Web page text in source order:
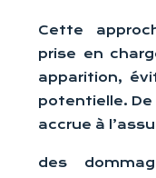
Cette
prise en
apparition,
potentielle.
accrue à
des